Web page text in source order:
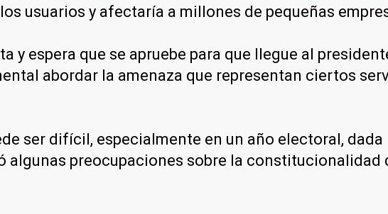
usuarios y afectaría a millones de pequeñas
y espera que se apruebe para que llegue al
abordar la amenaza que representan ciertos
ser difícil, especialmente en un año electoral,
algunas preocupaciones sobre la